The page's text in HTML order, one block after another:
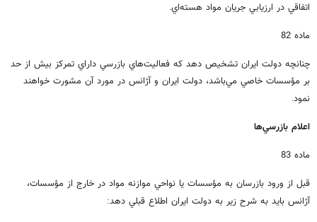
اتفاقي در ارزيابي جريان مواد هسته‌اي.
ماده 82
چنانچه دولت ايران تشخيص دهد كه فعاليت‌هاي بازرسي داراي تمركز بيش از حد
بر مؤسسات خاصي مي‌باشد، دولت ايران و آژانس در مورد آن مشورت خواهند
نمود.
اعلام بازرسي‌ها
ماده 83
قبل از ورود بازرسان به مؤسسات يا نواحي موازنه مواد در خارج از مؤسسات،
آژانس بايد به شرح زير به دولت ايران اطلاع قبلي دهد: